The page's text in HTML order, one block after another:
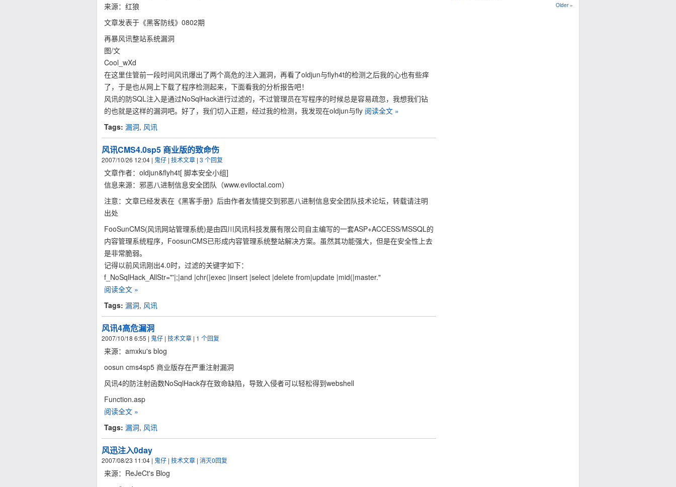
来源：红狼
文章发表于《黑客防线》0802期
再暴风讯整站系统漏洞
图/文
Cool_wXd
在这里住管前一段时间风讯爆出了两个高危的注入漏洞，再看了oldjun与flyh4t的检测之后我的心也有些痒
了，于是也从网上下载了程序检测起来，下面看我的分析报告吧！
风讯的防SQL注入是通过NoSqlHack进行过滤的，不过管理员在写程序的时候总是容易疏忽，我想我们钻
的也就是这样的漏洞吧。好了，我们切入正题，经过我的检测，我发现在oldjun与fly 阅读全文 »
Tags: 漏洞, 风讯
风讯CMS4.0sp5 商业版的致命伤
2007/10/26 12:04 | 鬼仔 | 技术文章 | 3 个回复
文章作者：oldjun&flyh4t[ 脚本安全小组]
信息来源：邪恶八进制信息安全团队（www.eviloctal.com）
注意：文章已经发表在《黑客手册》后由作者友情提交到邪恶八进制信息安全团队技术论坛，转载请注明
出处
FooSunCMS(风讯网站管理系统)是由四川风讯科技发展有限公司自主编写的一套ASP+ACCESS/MSSQL的
内容管理系统程序，FoosunCMS已形成内容管理系统整站解决方案。虽然其功能强大，但是在安全性上去
是非常脆弱。
记得以前风讯刚出4.0时，过滤的关键字如下：
f_NoSqlHack_AllStr="'|;|and |chr(|exec |insert |select |delete from|update |mid(|master."
阅读全文 »
Tags: 漏洞, 风讯
风讯4高危漏洞
2007/10/18 6:55 | 鬼仔 | 技术文章 | 1 个回复
来源：amxku's blog
oosun cms4sp5 商业版存在严重注射漏洞
风讯4的防注射函数NoSqlHack存在致命缺陷，导致入侵者可以轻松得到webshell
Function.asp
阅读全文 »
Tags: 漏洞, 风讯
风迅注入0day
2007/08/23 11:04 | 鬼仔 | 技术文章 | 消灭0回复
来源：ReJeCt's Blog
Older »